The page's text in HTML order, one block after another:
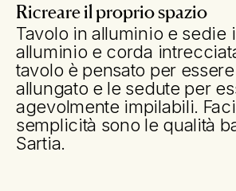
Ricreare il proprio spazio
Tavolo in alluminio e sedie
alluminio e corda
tavolo è pensato per essere
allungato e le sedute per
agevolmente impilabili.
semplicità sono le qualità
Sartia.